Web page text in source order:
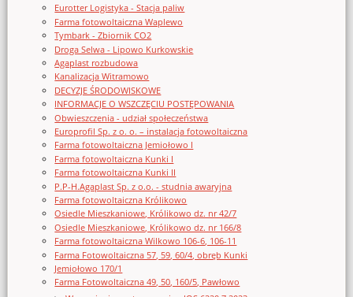
Eurotter Logistyka - Stacja paliw
Farma fotowoltaiczna Waplewo
Tymbark - Zbiornik CO2
Droga Selwa - Lipowo Kurkowskie
Agaplast rozbudowa
Kanalizacja Witramowo
DECYZJE ŚRODOWISKOWE
INFORMACJE O WSZCZĘCIU POSTĘPOWANIA
Obwieszczenia - udział społeczeństwa
Europrofil Sp. z o. o. – instalacja fotowoltaiczna
Farma fotowoltaiczna Jemiołowo I
Farma fotowoltaiczna Kunki I
Farma fotowoltaiczna Kunki II
P.P-H.Agaplast Sp. z o.o. - studnia awaryjna
Farma fotowoltaiczna Królikowo
Osiedle Mieszkaniowe, Królikowo dz. nr 42/7
Osiedle Mieszkaniowe, Królikowo dz. nr 166/8
Farma fotowoltaiczna Wilkowo 106-6, 106-11
Farma Fotowoltaiczna 57, 59, 60/4, obręb Kunki
Jemiołowo 170/1
Farma Fotowoltaiczna 49, 50, 160/5, Pawłowo